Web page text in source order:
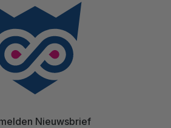
Nieuwsbrief